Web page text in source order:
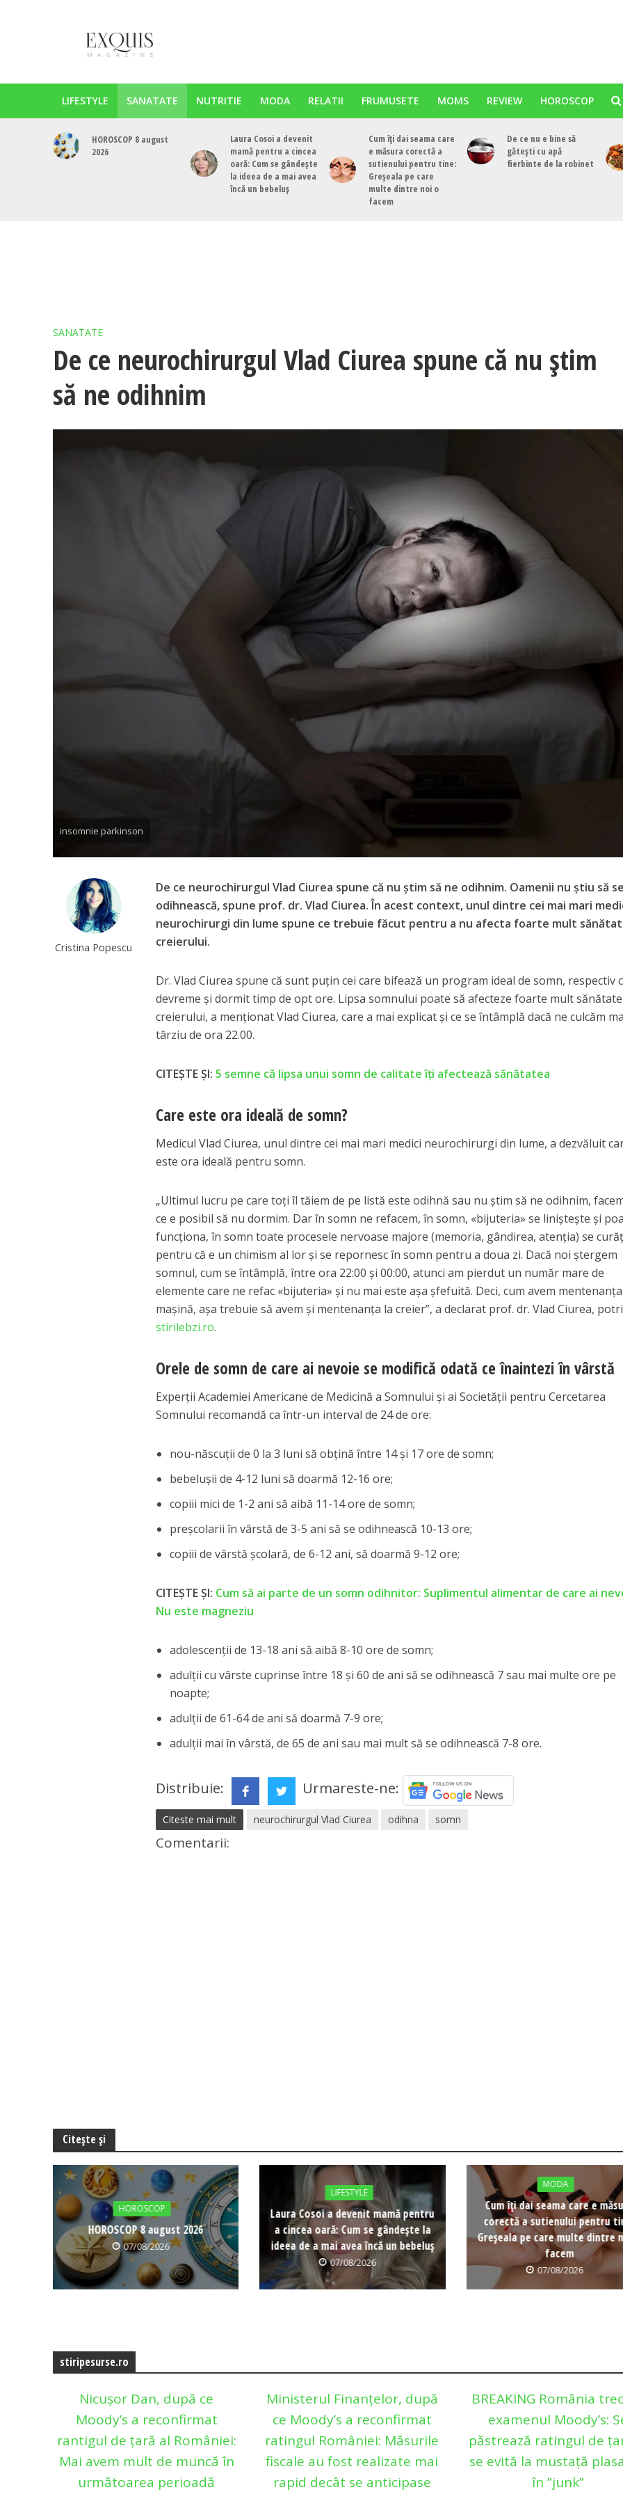
LIFESTYLE SANATATE NUTRITIE MODA RELATII FRUMUSETE MOMS REVIEW HOROSCOP
HOROSCOP 8 august
2026
Laura Cosoi a devenit
mamă pentru a cincea
oară: Cum se gândește
la ideea de a mai avea
încă un bebeluș
Cum îți dai seama care
e măsura corectă a
sutienului pentru tine:
Greșeala pe care
multe dintre noi o
facem
De ce nu e bine să
gătești cu apă
fierbinte de la robinet
SANATATE
De ce neurochirurgul Vlad Ciurea spune că nu știm
să ne odihnim
insomnie parkinson
Cristina Popescu
De ce neurochirurgul Vlad Ciurea spune că nu știm să ne odihnim. Oamenii nu știu să se
odihnească, spune prof. dr. Vlad Ciurea. În acest context, unul dintre cei mai mari
neurochirurgi din lume spune ce trebuie făcut pentru a nu afecta foarte mult
creierului.
Dr. Vlad Ciurea spune că sunt puțin cei care bifează un program ideal de somn, respectiv
devreme și dormit timp de opt ore. Lipsa somnului poate să afecteze foarte mult
creierului, a menționat Vlad Ciurea, care a mai explicat și ce se întâmplă dacă ne culcăm
târziu de ora 22.00.
CITEȘTE ȘI:5 semne că lipsa unui somn de calitate îți afectează sănătatea
Care este ora ideală de somn?
Medicul Vlad Ciurea, unul dintre cei mai mari medici neurochirurgi din lume, a dezvăluit
este ora ideală pentru somn.
„Ultimul lucru pe care toți îl tăiem de pe listă este odihnă sau nu știm să ne odihnim,
ce e posibil să nu dormim. Dar în somn ne refacem, în somn, «bijuteria» se liniștește și
funcționa, în somn toate procesele nervoase majore (memoria, gândirea, atenția) se
pentru că e un chimism al lor și se repornesc în somn pentru a doua zi. Dacă noi ștergem
somnul, cum se întâmplă, între ora 22:00 și 00:00, atunci am pierdut un număr mare de
elemente care ne refac «bijuteria» și nu mai este așa şfefuită. Deci, cum avem
mașină, așa trebuie să avem și mentenanța la creier”, a declarat prof. dr. Vlad Ciurea,
stirilebzi.ro.
Orele de somn de care ai nevoie se modifică odată ce înaintezi în vârstă
Experții Academiei Americane de Medicină a Somnului și ai Societăţii pentru Cercetarea
Somnului recomandă ca într-un interval de 24 de ore:
nou-născuții de 0 la 3 luni să obțină între 14 și 17 ore de somn;
bebelușii de 4-12 luni să doarmă 12-16 ore;
copiii mici de 1-2 ani să aibă 11-14 ore de somn;
preşcolarii în vârstă de 3-5 ani să se odihnească 10-13 ore;
copiii de vârstă școlară, de 6-12 ani, să doarmă 9-12 ore;
CITEȘTE ȘI: Cum să ai parte de un somn odihnitor: Suplimentul alimentar de care ai
Nu este magneziu
adolescenții de 13-18 ani să aibă 8-10 ore de somn;
adulții cu vârste cuprinse între 18 și 60 de ani să se odihnească 7 sau mai multe ore pe
noapte;
adulții de 61-64 de ani să doarmă 7-9 ore;
adulții mai în vârstă, de 65 de ani sau mai mult să se odihnească 7-8 ore.
Distribuie: Urmareste-ne:
Citeste mai mult neurochirurgul Vlad Ciurea odihna somn
Comentarii:
Citește și
HOROSCOP
HOROSCOP 8 august 2026
07/08/2026
LIFESTYLE
Laura Cosoi a devenit mamă pentru
a cincea oară: Cum se gândește la
ideea de a mai avea încă un bebeluș
07/08/2026
MODA
Cum îți dai seama care e
corectă a sutienului pentru
Greșeala pe care multe dintre
facem
07/08/2026
stiripesurse.ro
Nicușor Dan, după ce
Moody’s a reconfirmat
rantigul de țară al României:
Mai avem mult de muncă în
următoarea perioadă
Ministerul Finanțelor, după
ce Moody’s a reconfirmat
ratingul României: Măsurile
fiscale au fost realizate mai
rapid decât se anticipase
BREAKING România
examenul Moody’s:
păstrează ratingul de
se evită la mustață
în ”junk”